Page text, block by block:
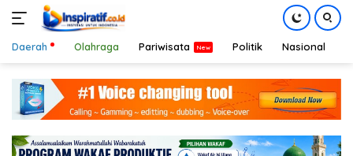
konten
Daerah Olahraga Pariwisata Politik Nasional